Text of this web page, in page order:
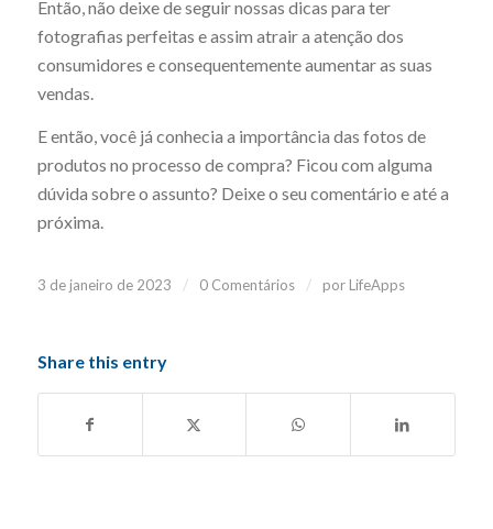
Então, não deixe de seguir nossas dicas para ter
fotografias perfeitas e assim atrair a atenção dos
consumidores e consequentemente aumentar as suas
vendas.
E então, você já conhecia a importância das fotos de
produtos no processo de compra? Ficou com alguma
dúvida sobre o assunto? Deixe o seu comentário e até a
próxima.
3 de janeiro de 2023 / 0 Comentários / por LifeApps
Share this entry